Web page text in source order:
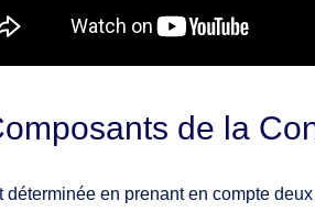
de la
déterminée en prenant en compte